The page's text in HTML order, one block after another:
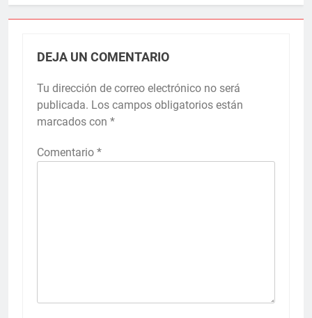
DEJA UN COMENTARIO
Tu dirección de correo electrónico no será
publicada. Los campos obligatorios están
marcados con *
Comentario *